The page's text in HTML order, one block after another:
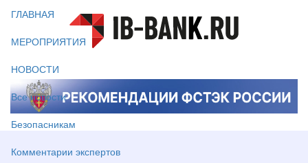
ГЛАВНАЯ
МЕРОПРИЯТИЯ
НОВОСТИ
Все новости
Безопасникам
Комментарии экспертов